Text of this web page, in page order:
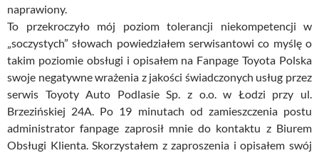
naprawiony.
To przekroczyło mój poziom tolerancji niekompetencji w
„soczystych” słowach powiedziałem serwisantowi co myślę o
takim poziomie obsługi i opisałem na Fanpage Toyota Polska
swoje negatywne wrażenia z jakości świadczonych usług przez
serwis Toyoty Auto Podlasie Sp. z o.o. w Łodzi przy ul.
Brzezińskiej 24A. Po 19 minutach od zamieszczenia postu
administrator fanpage zaprosił mnie do kontaktu z Biurem
Obsługi Klienta. Skorzystałem z zaproszenia i opisałem swój